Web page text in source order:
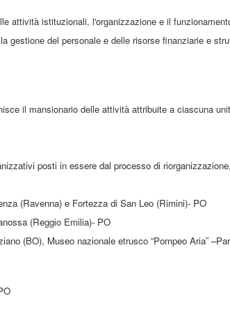
attività istituzionali, l'organizzazione e il
gestione del personale e delle risorse finanziarie e
il mansionario delle attività attribuite a ciascuna
posti in essere dal processo di
(Ravenna) e Fortezza di San Leo (Rimini)- PO
(Reggio Emilia)- PO
(BO), Museo nazionale etrusco “Pompeo Aria”